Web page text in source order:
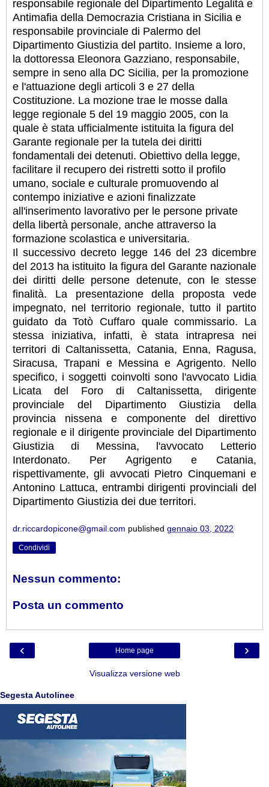
responsabile regionale del Dipartimento Legalità e
Antimafia della Democrazia Cristiana in Sicilia e
responsabile provinciale di Palermo del
Dipartimento Giustizia del partito. Insieme a loro,
la dottoressa Eleonora Gazziano, responsabile,
sempre in seno alla DC Sicilia, per la promozione
e l'attuazione degli articoli 3 e 27 della
Costituzione. La mozione trae le mosse dalla
legge regionale 5 del 19 maggio 2005, con la
quale è stata ufficialmente istituita la figura del
Garante regionale per la tutela dei diritti
fondamentali dei detenuti. Obiettivo della legge,
facilitare il recupero dei ristretti sotto il profilo
umano, sociale e culturale promuovendo al
contempo iniziative e azioni finalizzate
all'inserimento lavorativo per le persone private
della libertà personale, anche attraverso la
formazione scolastica e universitaria.
Il successivo decreto legge 146 del 23 dicembre
del 2013 ha istituito la figura del Garante nazionale
dei diritti delle persone detenute, con le stesse
finalità. La presentazione della proposta vede
impegnato, nel territorio regionale, tutto il partito
guidato da Totò Cuffaro quale commissario. La
stessa iniziativa, infatti, è stata intrapresa nei
territori di Caltanissetta, Catania, Enna, Ragusa,
Siracusa, Trapani e Messina e Agrigento. Nello
specifico, i soggetti coinvolti sono l'avvocato Lidia
Licata del Foro di Caltanissetta, dirigente
provinciale del Dipartimento Giustizia della
provincia nissena e componente del direttivo
regionale e il dirigente provinciale del Dipartimento
Giustizia di Messina, l'avvocato Letterio
Interdonato. Per Agrigento e Catania,
rispettivamente, gli avvocati Pietro Cinquemani e
Antonino Lattuca, entrambi dirigenti provinciali del
Dipartimento Giustizia dei due territori.
dr.riccardopicone@gmail.com published gennaio 03, 2022
Condividi
Nessun commento:
Posta un commento
‹ ›
Home page
Visualizza versione web
Segesta Autolinee